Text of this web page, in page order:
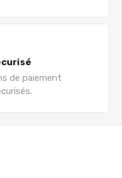
de paiement